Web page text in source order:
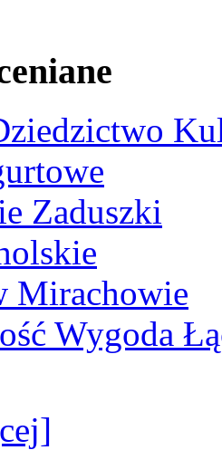
Zaduszki
Mirachowie
Wygoda